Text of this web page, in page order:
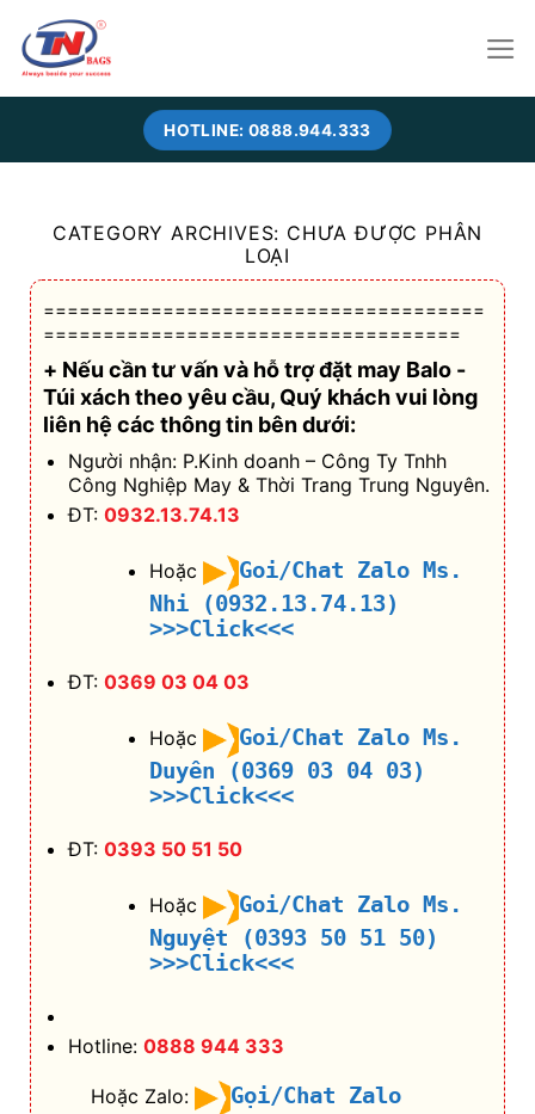
content
HOTLINE: 0888.944.333
CATEGORY ARCHIVES: CHƯA ĐƯỢC PHÂN
LOẠI
=====================================
===================================
+ Nếu cần tư vấn và hỗ trợđặt may Balo -
Túi xách theo yêu cầu, Quý khách vui lòng
liên hệ các thông tin bên dưới:
Người nhận: P.Kinh doanh – Công Ty Tnhh
Công Nghiệp May & Thời Trang Trung Nguyên.
ĐT: 0932.13.74.13
Hoặc
Goi/Chat Zalo Ms.
Nhi (0932.13.74.13)
>>>Click<<<
ĐT: 0369 03 04 03
Hoặc
Goi/Chat Zalo Ms.
Duyên (0369 03 04 03)
>>>Click<<<
ĐT: 0393 50 51 50
Hoặc
Goi/Chat Zalo Ms.
Nguyệt (0393 50 51 50)
>>>Click<<<
Hotline: 0888 944 333
Hoặc Zalo:
Gọi/Chat Zalo